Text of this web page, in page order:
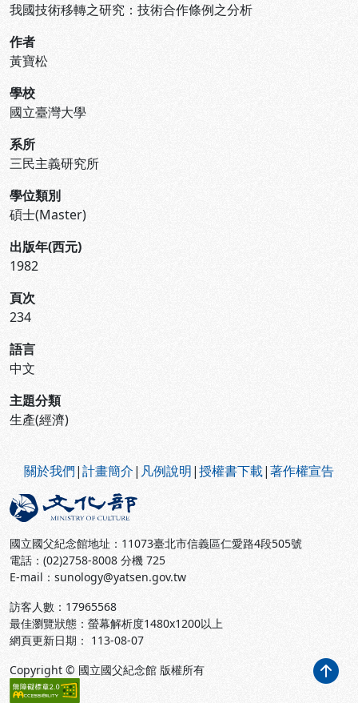
我國技術移轉之研究：技術合作條例之分析
作者
黃寶松
學校
國立臺灣大學
系所
三民主義研究所
學位類別
碩士(Master)
出版年(西元)
1982
頁次
234
語言
中文
主題分類
生產(經濟)
關於我們|計畫簡介| 凡例說明|授權書下載|著作權宣告
國立國父紀念館地址：11073臺北市信義區仁愛路4段505號
電話：(02)2758-8008 分機 725
E-mail：sunology@yatsen.gov.tw
訪客人數： 17965568
最佳瀏覽狀態：螢幕解析度1480x1200以上
網頁更新日期： 113-08-07
Copyright © 國立國父紀念館 版權所有